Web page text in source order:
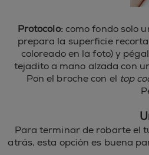
Protocolo:como fondo solo
prepara la superficie
coloreado en la foto) y
tejadito a mano alzada con
Pon el broche con el top
Para terminar de robarte el
atrás, esta opción es buena